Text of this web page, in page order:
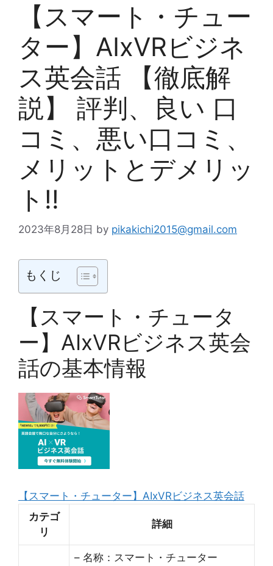
【スマート・チュー
ター】AIxVRビジネ
ス英会話 【徹底解
説】 評判、良い 口
コミ、悪い口コミ、
メリットとデメリッ
ト!!
2023年8月28日 by pikakichi2015@gmail.com
もくじ
【スマート・チュータ
ー】AIxVRビジネス英会
話の基本情報
【スマート・チューター】AIxVRビジネス英会話
カテゴ
リ
詳細
– 名称：スマート・チューター